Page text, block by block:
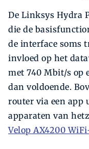
De Linksys Hydra
die de
de interface soms
invloed op het
met 740 Mbit/s op
dan voldoende.
router via een app
apparaten van
Velop AX4200